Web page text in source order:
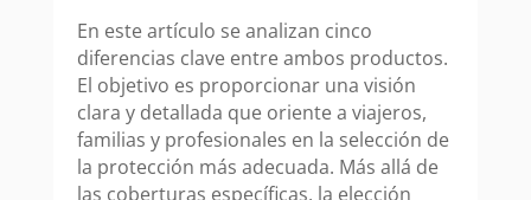
En este artículo se analizan cinco
diferencias clave entre ambos productos.
El objetivo es proporcionar una visión
clara y detallada que oriente a viajeros,
familias y profesionales en la selección de
la protección más adecuada. Más allá de
las coberturas específicas, la elección